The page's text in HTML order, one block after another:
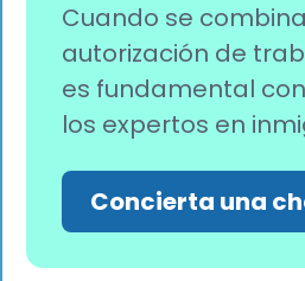
Cuando se
autorización de
es fundamental
los expertos en
Concierta una